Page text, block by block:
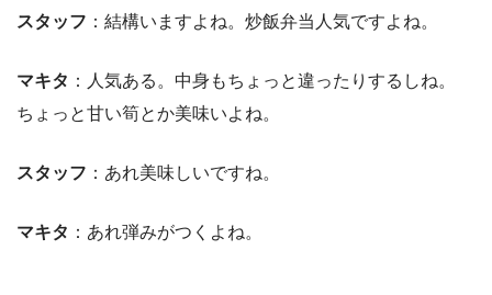
スタッフ ：結構いますよね。炒飯弁当人気ですよね。
マキタ ：人気ある。中身もちょっと違ったりするしね。
ちょっと甘い筍とか美味いよね。
スタッフ ：あれ美味しいですね。
マキタ ：あれ弾みがつくよね。